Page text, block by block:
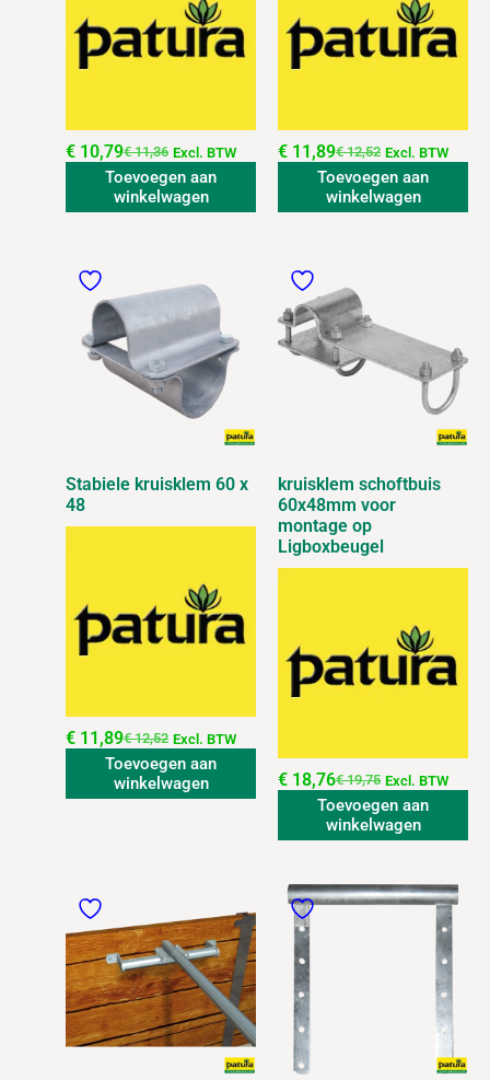
€11,36
€ 10,79 Excl. BTW
Toevoegen aan
winkelwagen
€12,52
€ 11,89 Excl. BTW
Toevoegen aan
winkelwagen
Stabiele kruisklem 60 x
48
€12,52
€ 11,89 Excl. BTW
Toevoegen aan
winkelwagen
kruisklem schoftbuis
60x48mm voor
montage op
Ligboxbeugel
€19,75
€ 18,76 Excl. BTW
Toevoegen aan
winkelwagen